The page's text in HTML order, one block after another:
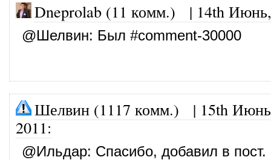
Dneprolab (11 комм.) | 14th
@Шелвин: Был #comment-30000
Шелвин (1117 комм.) | 15th
2011:
@Ильдар: Спасибо, добавил в пост.